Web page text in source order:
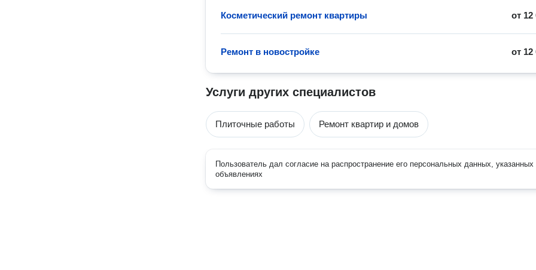
от 12
Косметический ремонт квартиры
от 12
Ремонт в новостройке
Услуги других специалистов
Плиточные работы Ремонт квартир и домов
Пользователь дал согласие на распространение его персональных данных, указанных
объявлениях